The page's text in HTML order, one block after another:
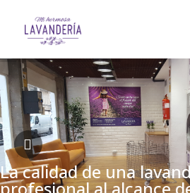
La calidad de una